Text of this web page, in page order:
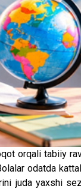
orqali tabiiy
odatda
juda yaxshi